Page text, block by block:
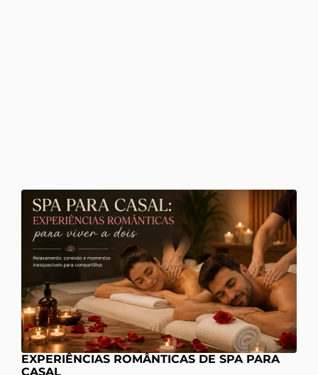
EXPERIÊNCIAS ROMÂNTICAS DE SPA PARA
CASAL